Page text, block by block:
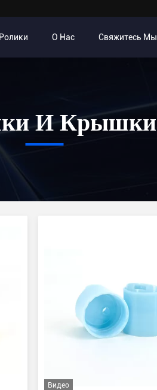
Ролики О Нас Свяжитесь Мы
И Крышки
Видео